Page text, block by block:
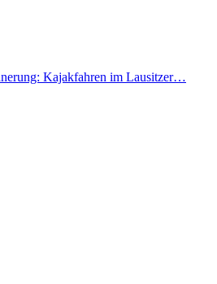
Kajakfahren im Lausitzer…